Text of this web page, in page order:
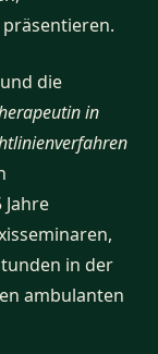
die
in
in der
ambulanten